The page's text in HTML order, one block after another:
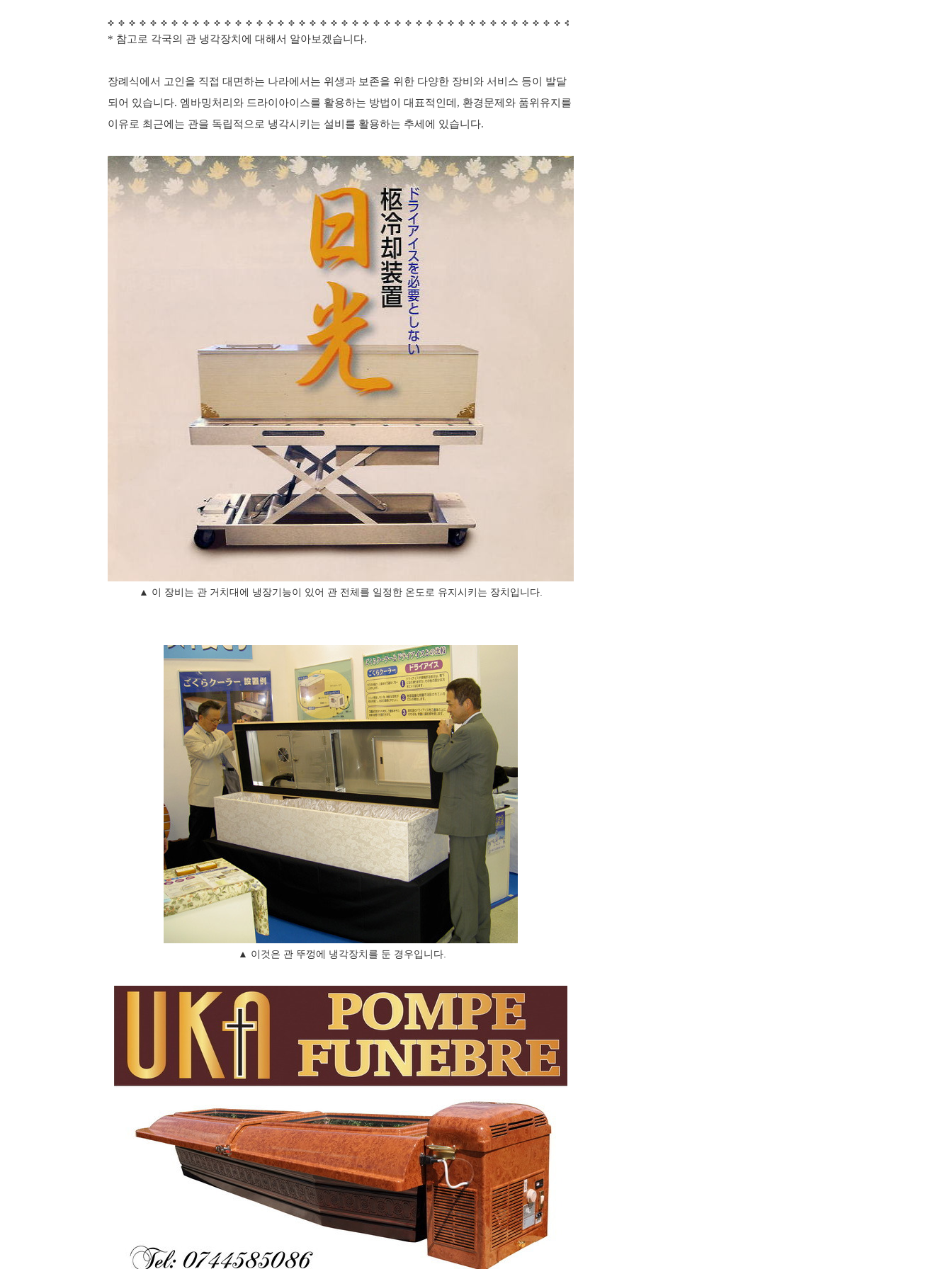
* 참고로 각국의 관 냉각장치에 대해서 알아보겠습니다.
장례식에서 고인을 직접 대면하는 나라에서는 위생과 보존을 위한 다양한 장비와 서비스 등이 발달
되어 있습니다. 엠바밍처리와 드라이아이스를 활용하는 방법이 대표적인데, 환경문제와 품위유지를
이유로 최근에는 관을 독립적으로 냉각시키는 설비를 활용하는 추세에 있습니다.
▲ 이 장비는 관 거치대에 냉장기능이 있어 관 전체를 일정한 온도로 유지시키는 장치입니다.
▲ 이것은 관 뚜껑에 냉각장치를 둔 경우입니다.